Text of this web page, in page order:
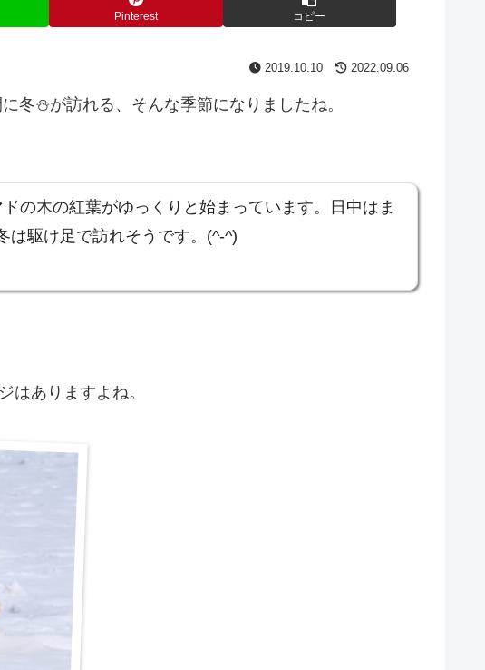
Pinterest コピー
2019.10.10 2022.09.06
冬⛄が訪れる、そんな季節になりましたね。
の木の紅葉がゆっくりと始まっています。日中はま
は駆け足で訪れそうです。(^-^)
はありますよね。